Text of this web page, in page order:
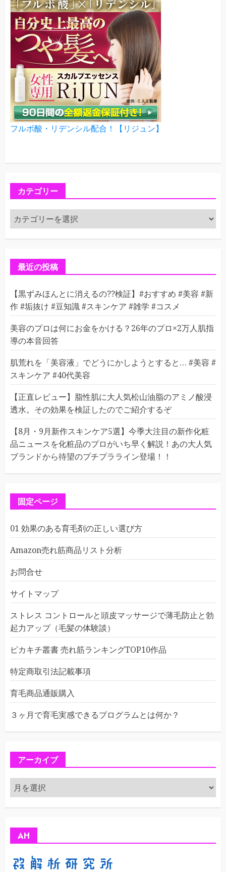
フルボ酸・リデンシル配合！【リジュン】
カテゴリー
カ
テ
ゴ
最近の投稿
【黒ずみほんとに消えるの??検証】#おすすめ #美容 #新
作 #垢抜け #豆知識 #スキンケア #雑学 #コスメ
美容のプロは何にお金をかける？26年のプロ×2万人肌指
導の本音回答
肌荒れを「美容液」でどうにかしようとすると… #美容 #
スキンケア #40代美容
【正直レビュー】脂性肌に大人気松山油脂のアミノ酸浸
透水。その効果を検証したのでご紹介するぞ
【8月・9月新作スキンケア5選】今季大注目の新作化粧
品ニュースを化粧品のプロがいち早く解説！あの大人気
ブランドから待望のプチプラライン登場！！
固定ページ
01 効果のある育毛剤の正しい選び方
Amazon売れ筋商品リスト分析
お問合せ
サイトマップ
ストレス コントロールと頭皮マッサージで薄毛防止と勃
起力アップ（毛髪の体験談）
ピカキチ叢書 売れ筋ランキングTOP10作品
特定商取引法記載事項
育毛商品通販購入
３ヶ月で育毛実感できるプログラムとは何か？
アーカイブ
ア
ー
カ
AH